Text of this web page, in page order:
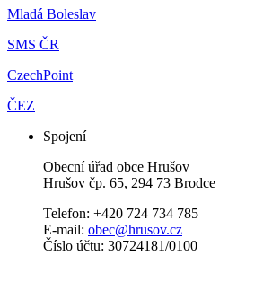
Mladá Boleslav
SMS ČR
CzechPoint
ČEZ
Spojení
Obecní úřad obce Hrušov
Hrušov čp. 65, 294 73 Brodce
Telefon: +420 724 734 785
E-mail: obec@hrusov.cz
Číslo účtu: 30724181/0100